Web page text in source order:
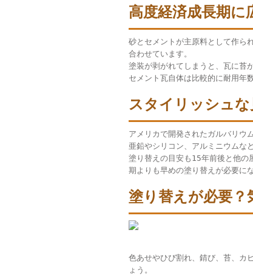
高度経済成長期
砂とセメントが主原料として作ら
合わせています。
塗装が剥がれてしまうと、瓦に苔
セメント瓦自体は比較的に耐用年
スタイリッシュ
アメリカで開発されたガルバリウ
亜鉛やシリコン、アルミニウムな
塗り替えの目安も15年前後と他の
期よりも早めの塗り替えが必要に
塗り替えが必要？
色あせやひび割れ、錆び、苔、カ
ょう。